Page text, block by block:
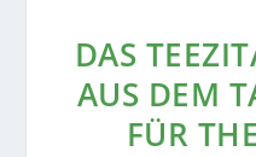
DAS
AUS DEM
FÜR